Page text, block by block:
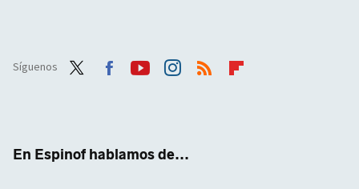
Síguenos
En Espinof hablamos de...